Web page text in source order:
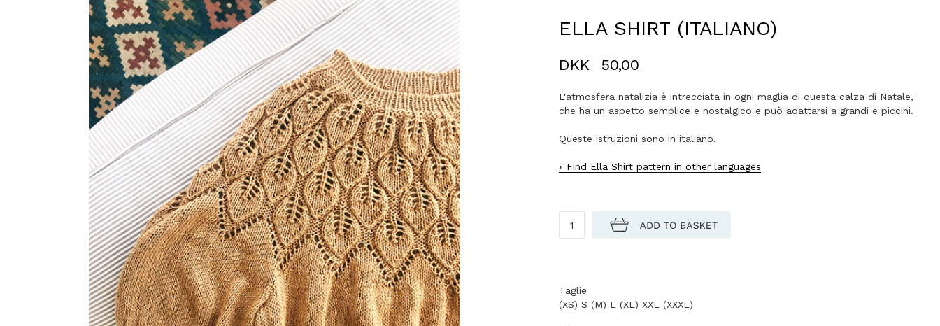
ELLA SHIRT (ITALIANO)
DKK 50,00
L'atmosfera natalizia è intrecciata in ogni maglia di questa calza di Natale,
che ha un aspetto semplice e nostalgico e può adattarsi a grandi e piccini.
Queste istruzioni sono in italiano.
Find Ella Shirt pattern in other languages
Taglie
(XS) S (M) L (XL) XXL (XXXL)